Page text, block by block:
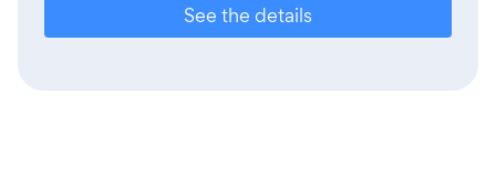
See the details